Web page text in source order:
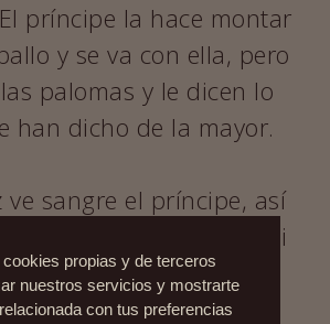
príncipe la hace montar
y se va con ella, pero
palomas y le dicen lo
han dicho de la mayor.
ve sangre el príncipe, así
a la casa y pregunta si
alguna otra doncella…
propias y de terceros
nuestros servicios y mostrarte
con tus preferencias